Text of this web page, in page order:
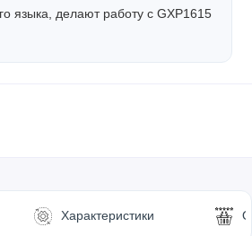
языка, делают работу с GXP1615
Характеристики